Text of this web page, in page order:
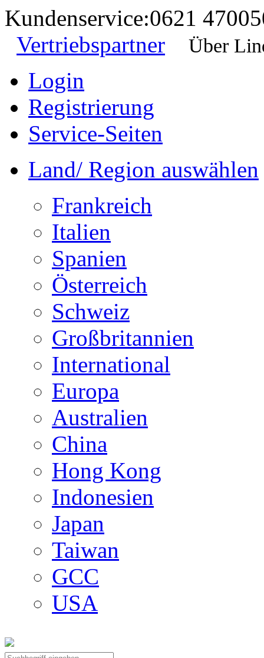
Kundenservice:0621
Vertriebspartner
Über
Login
Registrierung
Service-Seiten
Land/ Region auswählen
Frankreich
Italien
Spanien
Österreich
Schweiz
Großbritannien
International
Europa
Australien
China
Hong Kong
Indonesien
Japan
Taiwan
GCC
USA